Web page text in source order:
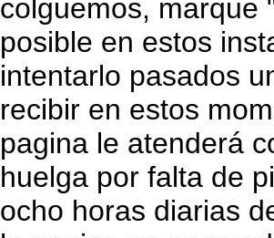
colguemos, marque
posible en estos
intentarlo pasados
recibir en estos
pagina le atenderá
huelga por falta de
ocho horas diarias